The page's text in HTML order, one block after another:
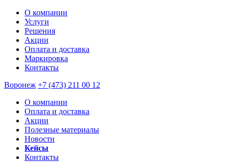
О компании
Услуги
Решения
Акции
Оплата и доставка
Маркировка
Контакты
Воронеж +7 (473) 211 00 12
О компании
Оплата и доставка
Акции
Полезные материалы
Новости
Кейсы
Контакты